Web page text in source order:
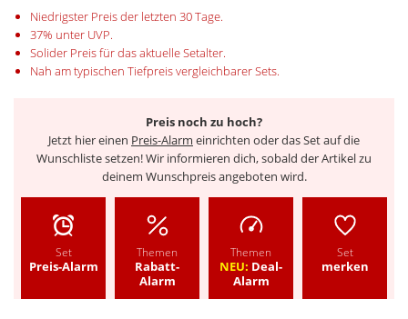
Niedrigster Preis der letzten 30 Tage.
37% unter UVP.
Solider Preis für das aktuelle Setalter.
Nah am typischen Tiefpreis vergleichbarer Sets.
Preis noch zu hoch?
Jetzt hier einen Preis-Alarm einrichten oder das Set auf die
Wunschliste setzen! Wir informieren dich, sobald der Artikel zu
deinem Wunschpreis angeboten wird.
Set
Preis-Alarm
Themen
Rabatt-
Alarm
Themen
NEU: Deal-
Alarm
Set
merken